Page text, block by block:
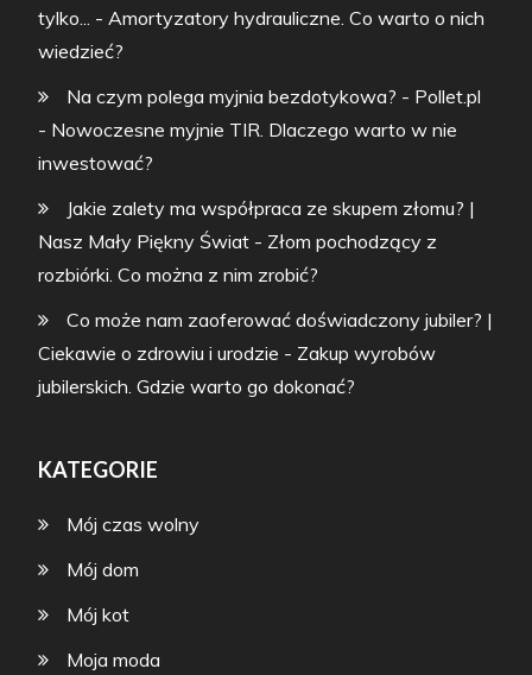
tylko... -Amortyzatory hydrauliczne. Co warto o nich
wiedzieć?
Na czym polega myjnia bezdotykowa? - Pollet.pl
- Nowoczesne myjnie TIR. Dlaczego warto w nie
inwestować?
Jakie zalety ma współpraca ze skupem złomu? |
Nasz Mały Piękny Świat - Złom pochodzący z
rozbiórki. Co można z nim zrobić?
Co może nam zaoferować doświadczony jubiler? |
Ciekawie o zdrowiu i urodzie - Zakup wyrobów
jubilerskich. Gdzie warto go dokonać?
KATEGORIE
Mój czas wolny
Mój dom
Mój kot
Moja moda